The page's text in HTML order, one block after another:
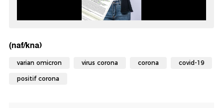
(naf/kna)
varian omicron virus corona corona covid-19
positif corona